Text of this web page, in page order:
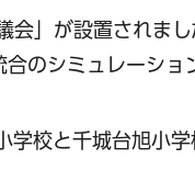
」が設置されま
のシミュレーショ
校と千城台旭小学